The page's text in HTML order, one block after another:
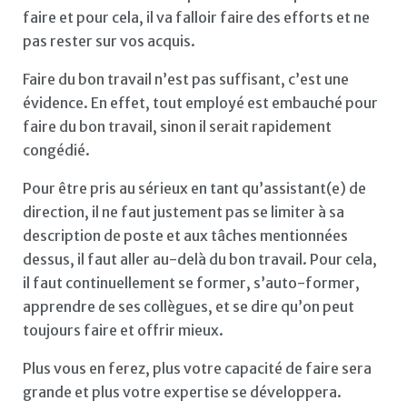
faire et pour cela, il va falloir faire des efforts et ne
pas rester sur vos acquis.
Faire du bon travail n’est pas suffisant, c’est une
évidence. En effet, tout employé est embauché pour
faire du bon travail, sinon il serait rapidement
congédié.
Pour être pris au sérieux en tant qu’assistant(e) de
direction, il ne faut justement pas se limiter à sa
description de poste et aux tâches mentionnées
dessus, il faut aller au-delà du bon travail. Pour cela,
il faut continuellement se former, s’auto-former,
apprendre de ses collègues, et se dire qu’on peut
toujours faire et offrir mieux.
Plus vous en ferez, plus votre capacité de faire sera
grande et plus votre expertise se développera.